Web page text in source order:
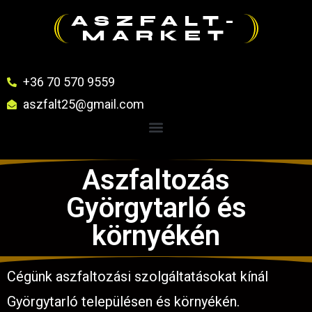
ASZFALT-
MARKET
+36 70 570 9559
aszfalt25@gmail.com
Aszfaltozás
Györgytarló és
környékén
Cégünk aszfaltozási szolgáltatásokat kínál
Györgytarló településen és környékén.